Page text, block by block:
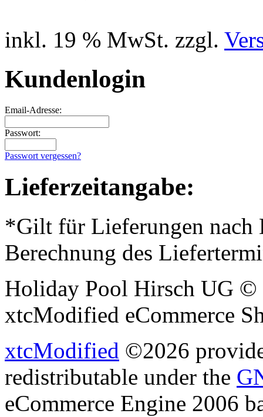
inkl. 19 % MwSt. zzgl.
Kundenlogin
Email-Adresse:
Passwort:
Passwort vergessen?
Lieferzeitangabe:
*Gilt für Lieferungen nach
Berechnung des
Holiday Pool Hirsch UG ©
xtcModified eCommerce
xtcModified ©2026
redistributable under the
eCommerce Engine 2006